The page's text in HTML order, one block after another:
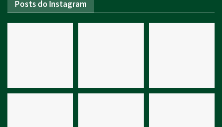
Posts do Instagram